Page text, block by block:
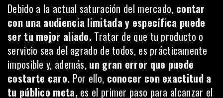
Debido a la actual saturación del mercado, contar
con una audiencia limitada y específica puede
ser tu mejor aliado. Tratar de que tu producto o
servicio sea del agrado de todos, es prácticamente
imposible y, además, un gran error que puede
costarte caro. Por ello, conocer con exactitud a
tu público meta, es el primer paso para alcanzar el